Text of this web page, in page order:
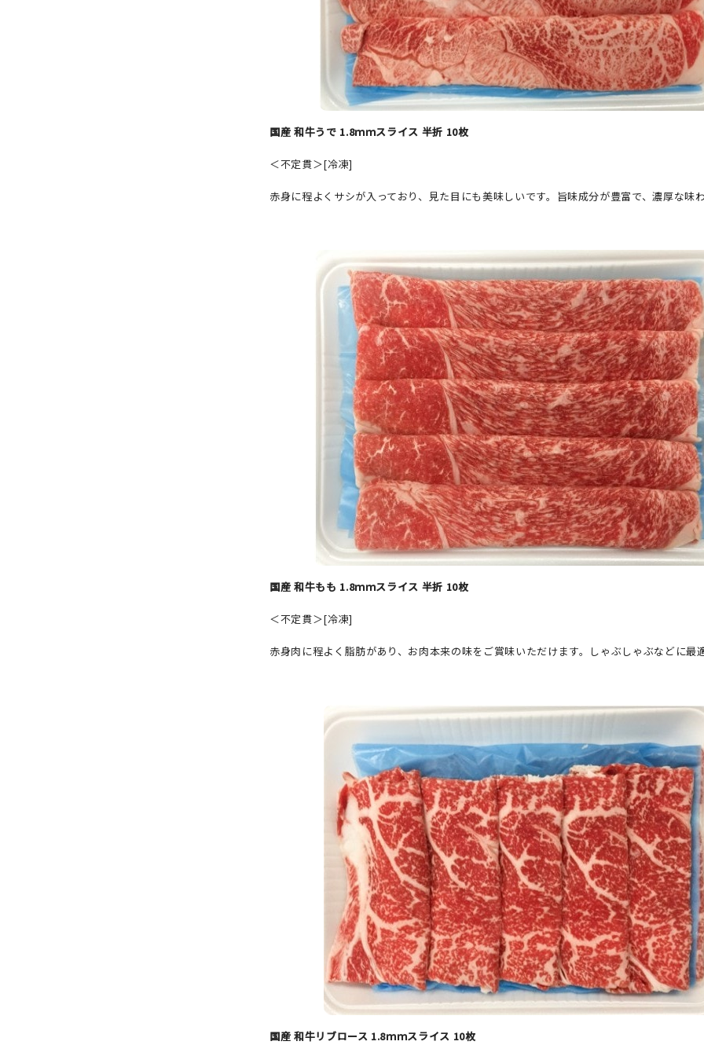
国産 和牛うで 1.8ｍｍスライス 半折 10枚
＜不定貫＞[冷凍]
赤身に程よくサシが入っており、見た目にも美味しいです。旨味成分が豊富で、濃厚な味
国産 和牛もも 1.8ｍｍスライス 半折 10枚
＜不定貫＞[冷凍]
赤身肉に程よく脂肪があり、お肉本来の味をご賞味いただけます。しゃぶしゃぶなどに最
国産 和牛リブロース 1.8ｍｍスライス 10枚